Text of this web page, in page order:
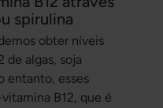
spirulina
obter níveis
de algas, soja
entanto, esses
B12, que é